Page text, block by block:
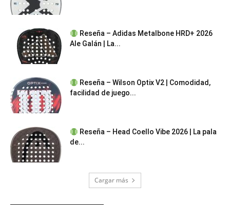
Reseña – Adidas Metalbone HRD+ 2026
Ale Galán | La...
Reseña – Wilson Optix V2 | Comodidad,
facilidad de juego...
Reseña – Head Coello Vibe 2026 | La pala
de...
Cargar más